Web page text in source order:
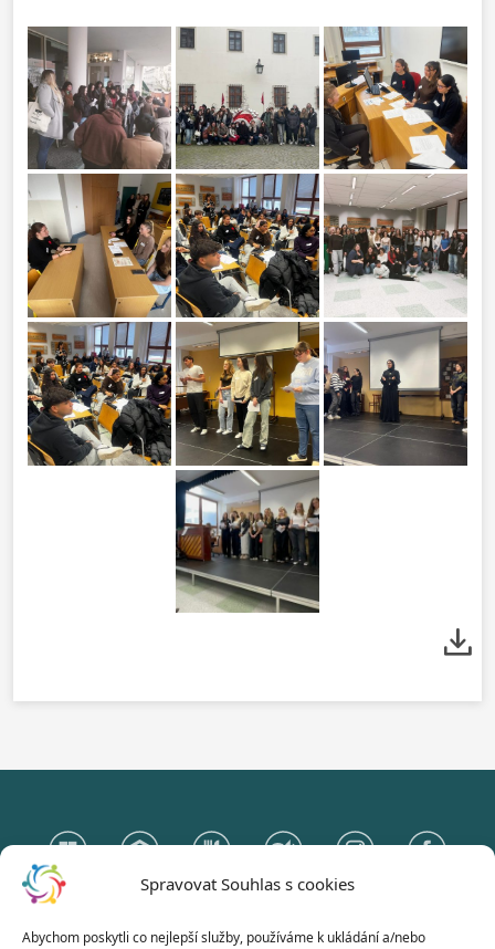
Spravovat Souhlas s cookies
Abychom poskytli co nejlepší služby, používáme k ukládání a/nebo